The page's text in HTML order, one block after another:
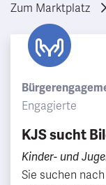
Engagierte
KJS sucht
Kinder- und
Sie suchen
Zum Marktplatz